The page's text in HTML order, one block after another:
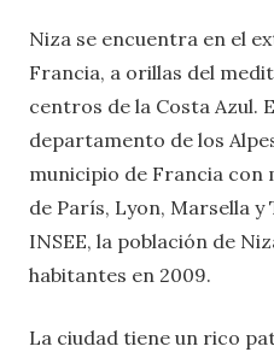
Niza se encuentra en el
Francia, a orillas del
centros de la Costa Azul.
departamento de los
municipio de Francia con
de París, Lyon, Marsella y
INSEE, la población de
habitantes en 2009.
La ciudad tiene un rico